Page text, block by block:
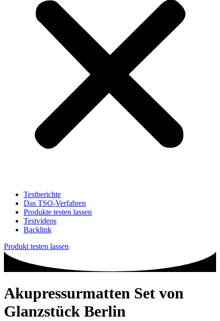
Testberichte
Das TSO-Verfahren
Produkte testen lassen
Testvideos
Backlink
Produkt testen lassen
Akupressurmatten Set von
Glanzstück Berlin